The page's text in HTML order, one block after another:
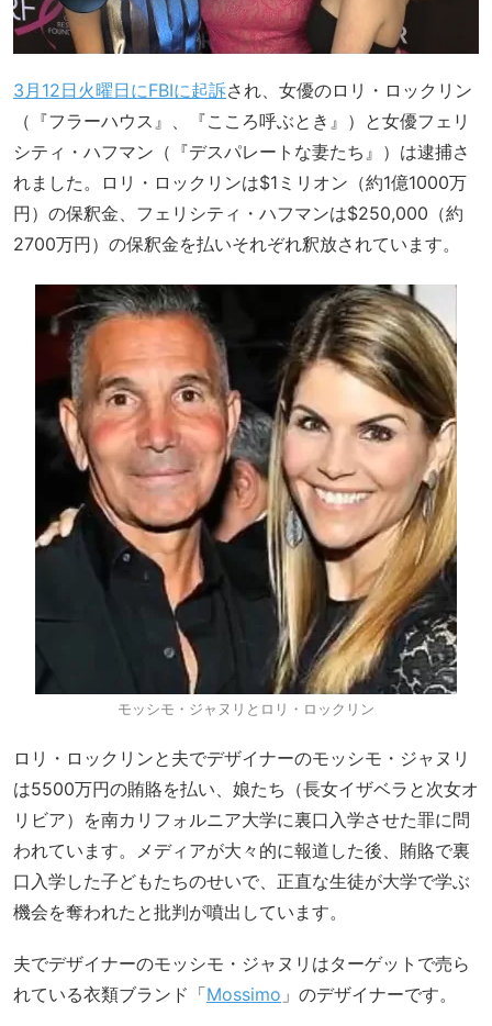
3月12日火曜日にFBIに起訴され、女優のロリ・ロックリン
（『フラーハウス』、『こころ呼ぶとき』）と女優フェリ
シティ・ハフマン（『デスパレートな妻たち』）は逮捕さ
れました。ロリ・ロックリンは$1ミリオン（約1億1000万
円）の保釈金、フェリシティ・ハフマンは$250,000（約
2700万円）の保釈金を払いそれぞれ釈放されています。
モッシモ・ジャヌリとロリ・ロックリン
ロリ・ロックリンと夫でデザイナーのモッシモ・ジャヌリ
は5500万円の賄賂を払い、娘たち（長女イザベラと次女オ
リビア）を南カリフォルニア大学に裏口入学させた罪に問
われています。メディアが大々的に報道した後、賄賂で裏
口入学した子どもたちのせいで、正直な生徒が大学で学ぶ
機会を奪われたと批判が噴出しています。
夫でデザイナーのモッシモ・ジャヌリはターゲットで売ら
れている衣類ブランド「Mossimo 」のデザイナーです。